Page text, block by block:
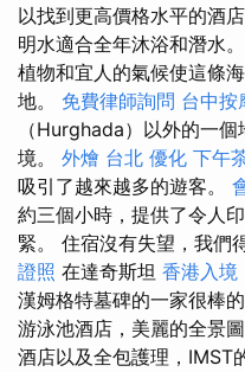
以找到更高價格水平的酒店
明水適合全年沐浴和潛水。
植物和宜人的氣候使這條
地。 免費律師詢問 台中按
（Hurghada）以外的一
境。 外燴 台北 優化 下午
吸引了越來越多的遊客。
約三個小時，提供了令人
緊。 住宿沒有失望，我們
證照 在達奇斯坦 香港入境
漢姆格特墓碑的一家很棒
游泳池酒店，美麗的全景
酒店以及全包護理，IMST